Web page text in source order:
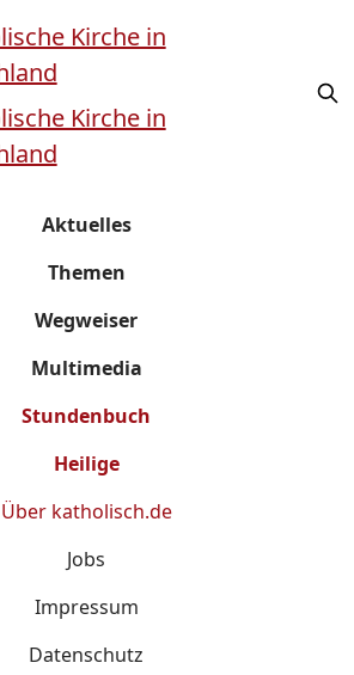
Aktuelles
Themen
Wegweiser
Multimedia
Stundenbuch
Heilige
Über katholisch.de
Jobs
Impressum
Datenschutz